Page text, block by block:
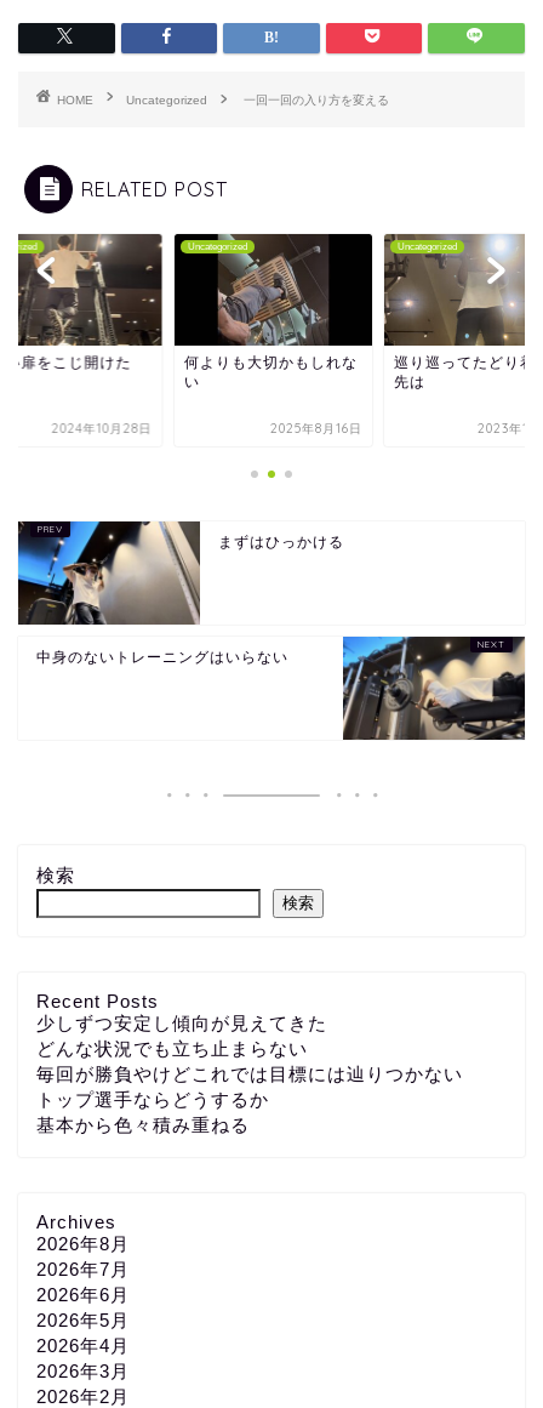
HOME Uncategorized 一回一回の入り方を変える
RELATED POST
い扉をこじ開けた
2024年10月28日
Uncategorized
何よりも大切かもしれな
い
2025年8月16日
Uncategorized
巡り巡ってたどり着
先は
2023年1
まずはひっかける
中身のないトレーニングはいらない
検索
検索
Recent Posts
少しずつ安定し傾向が見えてきた
どんな状況でも立ち止まらない
毎回が勝負やけどこれでは目標には辿りつかない
トップ選手ならどうするか
基本から色々積み重ねる
Archives
2026年8月
2026年7月
2026年6月
2026年5月
2026年4月
2026年3月
2026年2月